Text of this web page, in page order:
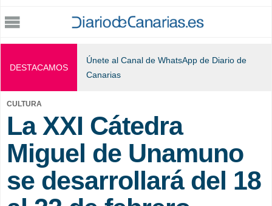
DESTACAMOS
Únete al Canal de WhatsApp de Diario de
Canarias
CULTURA
La XXI Cátedra
Miguel de Unamuno
se desarrollará del 18